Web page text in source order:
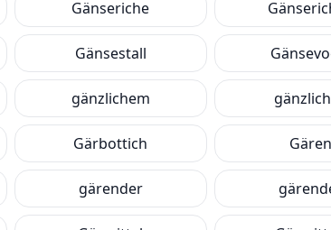
Gänseriche
Gänsestall
gänzlichem
Gärbottich Gären
gärender